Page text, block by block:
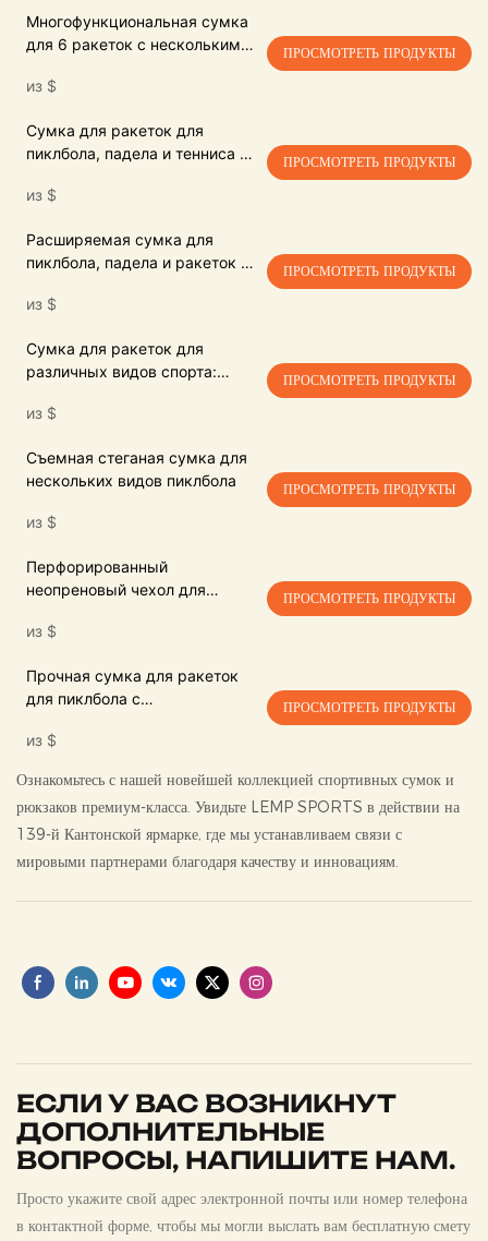
Многофункциональная сумка
для 6 ракеток с несколькими
пиклбола.
из $
ПРОСМОТРЕТЬ ПРОДУКТЫ
Сумка для ракеток для
пиклбола, падела и тенниса с
возможностью
переноски.
из $
ПРОСМОТРЕТЬ ПРОДУКТЫ
Расширяемая сумка для
пиклбола, падела и ракеток с
специальным карманом для
из $
ПРОСМОТРЕТЬ ПРОДУКТЫ
Сумка для ракеток для
различных видов спорта:
большая вместимость и
из $
ПРОСМОТРЕТЬ ПРОДУКТЫ
Съемная стеганая сумка для
нескольких видов пиклбола
из $
ПРОСМОТРЕТЬ ПРОДУКТЫ
Перфорированный
неопреновый чехол для
молнией и металлическим
из $
ПРОСМОТРЕТЬ ПРОДУКТЫ
Прочная сумка для ракеток
для пиклбола с
сетчатым карманом.
из $
ПРОСМОТРЕТЬ ПРОДУКТЫ
Ознакомьтесь с нашей новейшей коллекцией спортивных сумок и
рюкзаков премиум-класса. Увидьте LEMP SPORTS в действии на
139-й Кантонской ярмарке, где мы устанавливаем связи с
мировыми партнерами благодаря качеству и инновациям.
ЕСЛИ У ВАС ВОЗНИКНУТ
ДОПОЛНИТЕЛЬНЫЕ
ВОПРОСЫ, НАПИШИТЕ НАМ.
Просто укажите свой адрес электронной почты или номер телефона
в контактной форме, чтобы мы могли выслать вам бесплатную смету